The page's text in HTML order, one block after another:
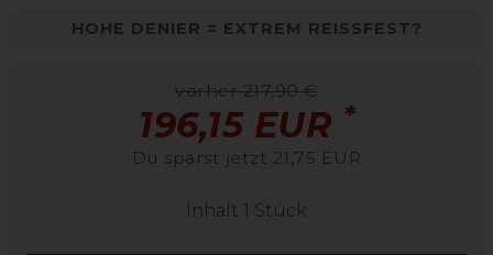
HOHE DENIER = EXTREM REISSFEST?
vorher 217,90 €
196,15 EUR *
Du sparst jetzt 21,75 EUR
Inhalt 1 Stück